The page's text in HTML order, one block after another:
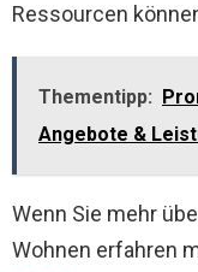
Ressourcen
Thementipp:
Angebote &
Wenn Sie mehr
Wohnen erfahren